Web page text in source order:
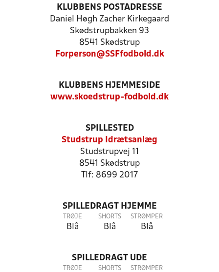
KLUBBENS POSTADRESSE
Daniel Høgh Zacher Kirkegaard
Skødstrupbakken 93
8541 Skødstrup
Forperson@SSFfodbold.dk
KLUBBENS HJEMMESIDE
www.skoedstrup-fodbold.dk
SPILLESTED
Studstrup Idrætsanlæg
Studstrupvej 11
8541 Skødstrup
Tlf: 8699 2017
SPILLEDRAGT HJEMME
TRØJE
Blå
SHORTS
Blå
STRØMPER
Blå
SPILLEDRAGT UDE
TRØJE SHORTS STRØMPER